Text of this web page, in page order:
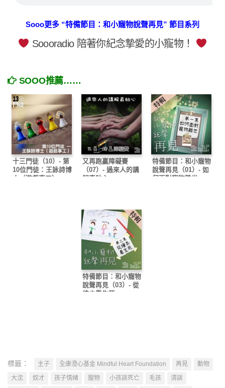
Sooo更多 “特備節目：和小寵物說聲再見” 節目系列
Soooradio 陪著你紀念摯愛的小寵物！
SOOO推薦……
十三門徒（10）- 第
10位門徒：王詠詩博
士（遊戲事工）
又再跑贏障礙賽
（07）- 過來人的講
解真貼心
特備節目：和小寵物
說聲再見（01）- 如
何面對寵物離世
特備節目：和小寵物
說聲再見（03）- 從
繪本看生死
標籤： 主子 全康澄心基金 Mindful Heart Foundation 再見
動物
大沈
奴才 孩子情緒 寵物 小孩談死亡 毛孩
清談